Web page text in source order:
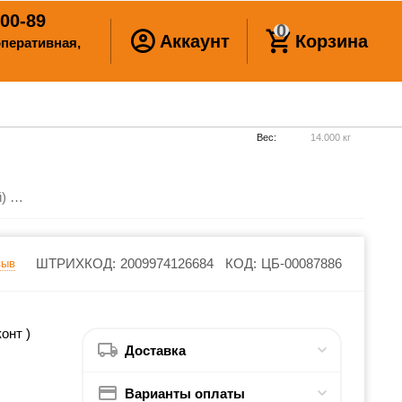
89
Аккаунт
0
Корзина
Сотовый поликарбонат 10 мм (зеленый) SOTALIGHT 2100х6000
ШТРИХКОД: 2009974126684 КОД: ЦБ-00087886
)
Вес: 14.000 кг
Доставка
Варианты оплаты